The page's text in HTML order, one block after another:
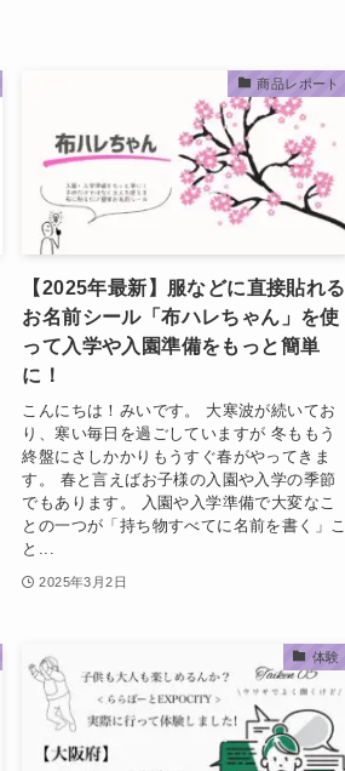
商品レポート
【2025年最新】服などに直接貼れる
お名前シール「布ハレちゃん」を使
って入学や入園準備をもっと簡単
に！
こんにちは！みいです。 大寒波が続いてお
り、寒い毎日を過ごしていますが 冬ももう
終盤にさしかかりもうすぐ春がやってきま
す。 春と言えばお子様の入園や入学の季節
でもあります。 入園や入学準備で大変なこ
との一つが「持ち物すべてに名前を書く」こ
と...
2025年3月2日
体験